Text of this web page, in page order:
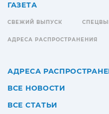
ГАЗЕТА
СВЕЖИЙ ВЫПУСК
АДРЕСА РАСПРОСТРАНЕНИЯ
АДРЕСА
ВСЕ НОВОСТИ
ВСЕ СТАТЬИ